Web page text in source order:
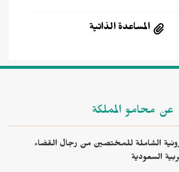
المساعدة الذاتية
عن محامو المملكة
الشاملة للمختصين من رجال القضاء
السعودية